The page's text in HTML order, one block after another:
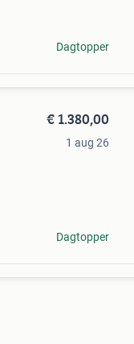
Dagtopper
€ 1.380,00
1 aug 26
Dagtopper